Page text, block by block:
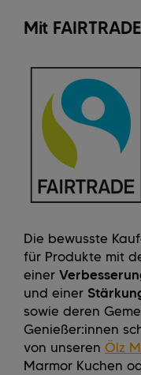
Mit
Die bewusste
für Produkte mit
einer
und einer
sowie deren
Genießer:innen
von unseren Ölz
Marmor Kuchen